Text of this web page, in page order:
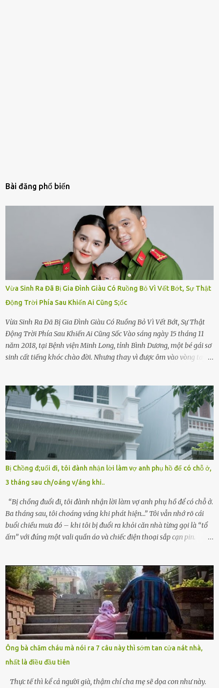
Bài đăng phổ biến
Vừa Sinh Ra Đã Bị Gia Đình Giàu Có Ruồng Bỏ Vì Vết Bớt, Sự Thật
Động Trời Phía Sau Khiến Ai Cũng S;ốc
Vừa Sinh Ra Đã Bị Gia Đình Giàu Có Ruồng Bỏ Vì Vết Bớt, Sự Thật
Động Trời Phía Sau Khiến Ai Cũng Sốc Vào sáng ngày 15 tháng 11
năm 2018, tại Bệnh viện Minh Long, tỉnh Bình Dương, một bé gái sơ
sinh cất tiếng khóc chào đời. Nhưng thay vì được ôm vào vòng tay
hảo, địa vị cao sang của ông Trần Quốc Tùng xem như điềm gở. Ông
Tùng, một doanh nhân quyền lực có tiếng ở Bình Dương, cùng vợ là
bà Đỗ Thị Nga, lập tức ra quyết định nhẫn tâm: bỏ lại đứa trẻ. Họ
viện cớ “không đủ khả năng nuôi dưỡng” và ký vào giấy từ chối
quyền giám hộ, yêu cầu bệnh viện xử lý bé như một trường hợp bị
bỏ rơi. Trong khi ấy, con gái ruột của họ – Trần Lệ Mi – vẫn đang
mê man sau sinh, hoàn toàn không hay biết chuyện gì xảy ra.
Thiếu úy Nguyễn Thị Mai, một nữ cảnh sát công tác tại địa phương,
tình cờ chứng kiến giây phút bé bị đưa đi trong lặng lẽ. Nét mặt đỏ
hỏn, bàn tay bé xíu co quắp, ...
Bị Chồng đ;uổi đi, tôi đành nhận lời làm vợ anh phụ hồ để có chỗ ở,
3 tháng sau ch/oáng v/áng khi..
“Bị chồng đuổi đi, tôi đành nhận lời làm vợ anh phụ hồ để có chỗ ở.
Ba tháng sau, tôi choáng váng khi phát hiện…” Tôi vẫn nhớ rõ cái
buổi chiều mưa đó – khi tôi bị đuổi ra khỏi căn nhà từng gọi là “tổ
ấm” với đúng một vali quần áo và chiếc điện thoại sắp cạn pin.
cưới cô để có con. Không phải để nuôi một cái thân bất tài chỉ biết
khóc lóc,” anh ta gằn giọng, đẩy mạnh cánh cửa trước mặt tôi.
Tiếng cánh cửa đóng lại, vang lên như một bản án lạnh lùng. Tôi
đứng chết lặng giữa cơn mưa, không biết đi đâu, về đâu. Bố mẹ tôi
mất sớm. Tôi chẳng có anh chị em. Họ hàng cũng thưa thớt, chẳng
ai thân thiết đến mức có thể mở lòng cho tôi tá túc. Bạn bè? Ai cũng
bận rộn với gia đình riêng của họ. Tôi đã từng đặt cược cả thanh
xuân vào người chồng ấy – và giờ, tôi chỉ còn lại chính mình. Tôi lên
chiếc xe buýt cuối ngày, trốn chạy khỏi thành phố và nỗi đau. Tôi v...
Ông bà chăm cháu mà nói ra 7 câu này thì sớm tan cửa nát nhà,
nhất là điều đầu tiên
Thực tế thì kể cả người già, thậm chí cha mẹ sẽ dọa con như này.